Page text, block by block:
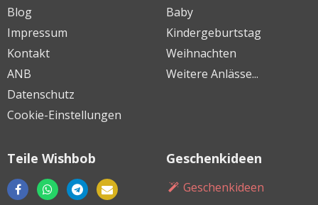
Blog
Impressum
Kontakt
ANB
Datenschutz
Cookie-Einstellungen
Baby
Kindergeburtstag
Weihnachten
Weitere Anlässe...
Teile Wishbob Geschenkideen
Geschenkideen